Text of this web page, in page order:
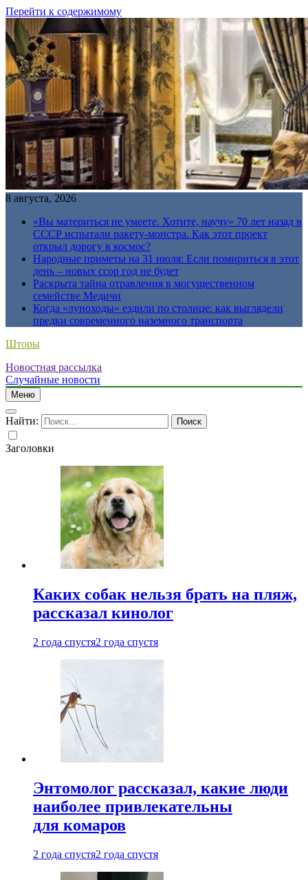
Перейти к содержимому
8 августа, 2026
«Вы материться не умеете. Хотите, научу» 70 лет назад в
СССР испытали ракету-монстра. Как этот проект
открыл дорогу в космос?
Народные приметы на 31 июля: Если помириться в этот
день – новых ссор год не будет
Раскрыта тайна отравления в могущественном
семействе Медичи
Когда «луноходы» ездили по столице: как выглядели
предки современного наземного транспорта
Шторы
Новостная рассылка
Случайные новости
Меню
Найти:
Заголовки
Каких собак нельзя брать на пляж,
рассказал кинолог
2 года спустя2 года спустя
Энтомолог рассказал, какие люди
наиболее привлекательны
для комаров
2 года спустя2 года спустя